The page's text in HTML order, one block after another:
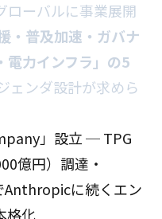
ローバルに事業展開
・普及加速・ガバナ
力インフラ」の5
ェンダ設計が求めら
」設立 ─ TPG
億円）調達・
Anthropicに続くエン
格化